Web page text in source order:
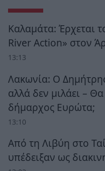
Καλαμάτα: Έρχεται
River Action» στον
13:13
Λακωνία: Ο
αλλά δεν μιλάει –
δήμαρχος Ευρώτα;
13:10
Από τη Λιβύη στο
υπέδειξαν ως